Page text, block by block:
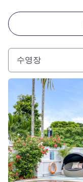
수영장
세부 정보 보기